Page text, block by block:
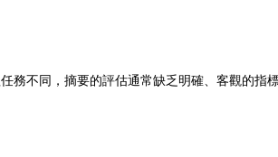
務不同，摘要的評估通常缺乏明確、客觀的